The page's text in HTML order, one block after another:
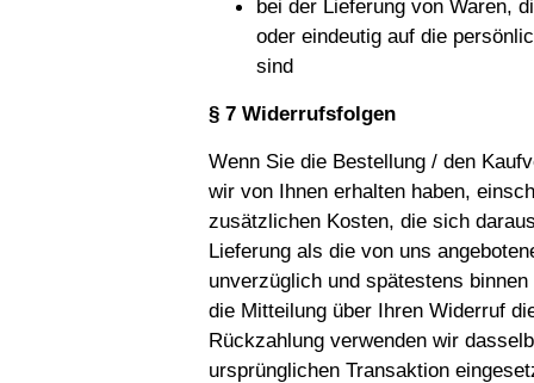
bei der Lieferung von Waren,
oder eindeutig auf die
sind
§ 7 Widerrufsfolgen
Wenn Sie die Bestellung / den
wir von Ihnen erhalten haben,
zusätzlichen Kosten, die sich
Lieferung als die von uns
unverzüglich und spätestens
die Mitteilung über Ihren Widerruf
Rückzahlung verwenden wir
ursprünglichen Transaktion